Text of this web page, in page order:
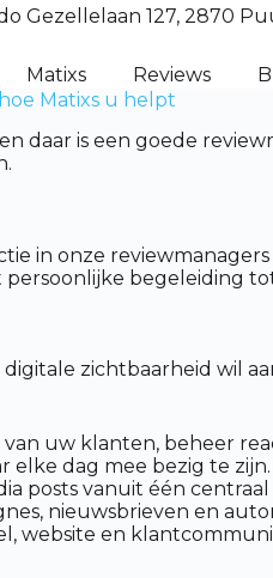
Gezellelaan 127, 2870
Matixs Reviews
Matixs u helpt
is een goede
in onze
begeleiding
zichtbaarheid wil
uw klanten, beheer
elke dag mee bezig te zijn.
posts vanuit één
nieuwsbrieven en
website en